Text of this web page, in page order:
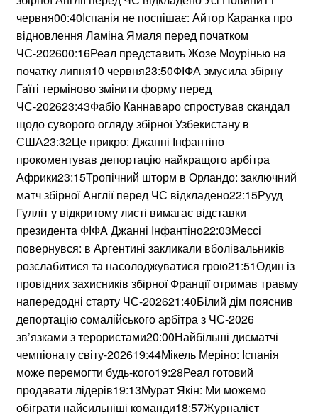
червня00:40Іспанія не поспішає: Айтор Каранка про
відновлення Ламіна Ямаля перед початком
ЧС-202600:16Реал представить Жозе Моурінью на
початку липня10 червня23:50ФІФА змусила збірну
Гаїті терміново змінити форму перед
ЧС-202623:43Фабіо Каннаваро спростував скандал
щодо суворого огляду збірної Узбекистану в
США23:32Це прикро: Джанні Інфантіно
прокоментував депортацію найкращого арбітра
Африки23:15Тропічний шторм в Орландо: заключний
матч збірної Англії перед ЧС відкладено22:15Рууд
Гулліт у відкритому листі вимагає відставки
президента ФІФА Джанні Інфантіно22:03Мессі
повернувся: в Аргентині закликали вболівальників
розслабитися та насолоджуватися грою21:51Один із
провідних захисників збірної Франції отримав травму
напередодні старту ЧС-202621:40Білий дім пояснив
депортацію сомалійського арбітра з ЧС-2026
зв’язками з терористами20:00Найбільші дисматчі
чемпіонату світу-202619:44Мікель Меріно: Іспанія
може перемогти будь-кого19:28Реал готовий
продавати лідерів19:13Мурат Якін: Ми можемо
обіграти найсильніші команди18:57Журналіст